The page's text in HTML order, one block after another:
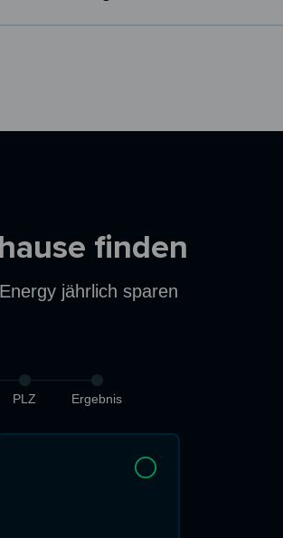
finden
jährlich sparen
PLZ Ergebnis